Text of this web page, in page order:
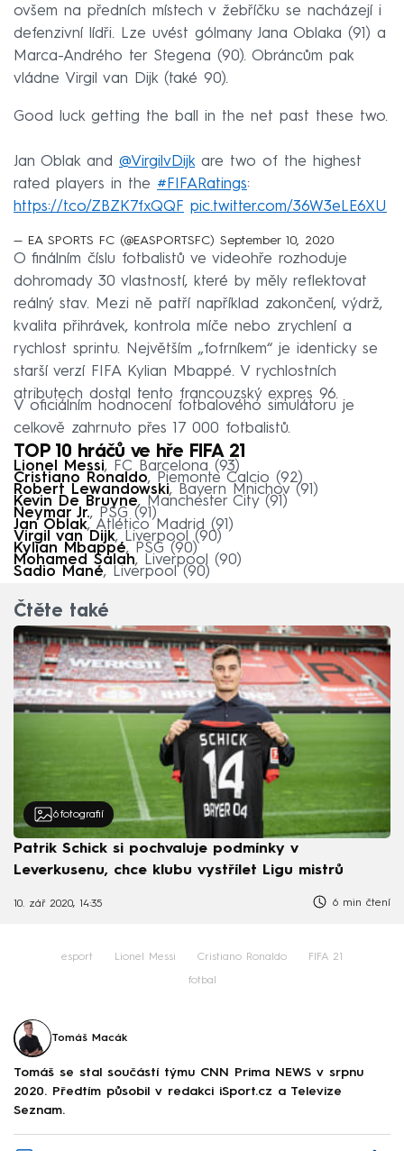
ovšem na předních místech v žebříčku se nacházejí i
defenzivní lídři. Lze uvést gólmany Jana Oblaka (91) a
Marca-Andrého ter Stegena (90). Obráncům pak
vládne Virgil van Dijk (také 90).
Good luck getting the ball in the net past these two.
Jan Oblak and @VirgilvDijkare two of the highest
rated players in the #FIFARatings:
https://t.co/ZBZK7fxQQF pic.twitter.com/36W3eLE6XU
— EA SPORTS FC (@EASPORTSFC) September 10, 2020
O finálním číslu fotbalistů ve videohře rozhoduje
dohromady 30 vlastností, které by měly reflektovat
reálný stav. Mezi ně patří například zakončení, výdrž,
kvalita přihrávek, kontrola míče nebo zrychlení a
rychlost sprintu. Největším „fofrníkem“ je identicky se
starší verzí FIFA Kylian Mbappé. V rychlostních
atributech dostal tento francouzský expres 96.
V oficiálním hodnocení fotbalového simulátoru je
celkově zahrnuto přes 17 000 fotbalistů.
TOP 10 hráčů ve hře FIFA 21
Lionel Messi, FC Barcelona (93)
Cristiano Ronaldo, Piemonte Calcio (92)
Robert Lewandowski, Bayern Mnichov (91)
Kevin De Bruyne, Manchester City (91)
Neymar Jr., PSG (91)
Jan Oblak, Atlético Madrid (91)
Virgil van Dijk, Liverpool (90)
Kylian Mbappé, PSG (90)
Mohamed Salah, Liverpool (90)
Sadio Mané, Liverpool (90)
Čtěte také
6 fotografií
Patrik Schick si pochvaluje podmínky v
Leverkusenu, chce klubu vystřílet Ligu mistrů
10. zář 2020, 14:35 6 min čtení
esport Lionel Messi Cristiano Ronaldo FIFA 21
fotbal
Tomáš Macák
Tomáš se stal součástí týmu CNN Prima NEWS v srpnu
2020. Předtím působil v redakci iSport.cz a Televize
Seznam.